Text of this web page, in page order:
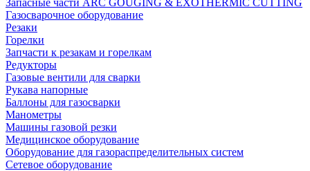
Запасные части ARC GOUGING & EXOTHERMIC CUTTING
Газосварочное оборудование
Резаки
Горелки
Запчасти к резакам и горелкам
Редукторы
Газовые вентили для сварки
Рукава напорные
Баллоны для газосварки
Манометры
Машины газовой резки
Медицинское оборудование
Оборудование для газораспределительных систем
Сетевое оборудование